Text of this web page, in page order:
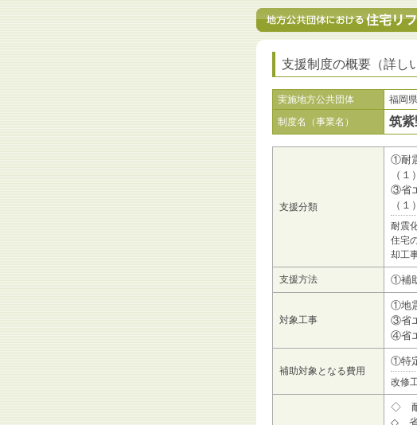
支援制度の概要（詳し
実施地方公共団体
福岡
制度名（事業名）
筑
支援分類
①耐
（
③省
（
耐震
住宅
却工
支援方法 ①補
対象工事
①地
③省
④省
補助対象となる費用
①特
改修
◇ 耐
◇ 省